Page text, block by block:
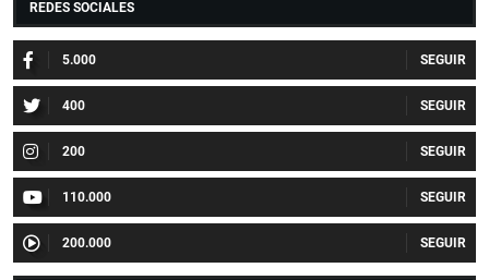
REDES SOCIALES
5.000
400
200
110.000
200.000